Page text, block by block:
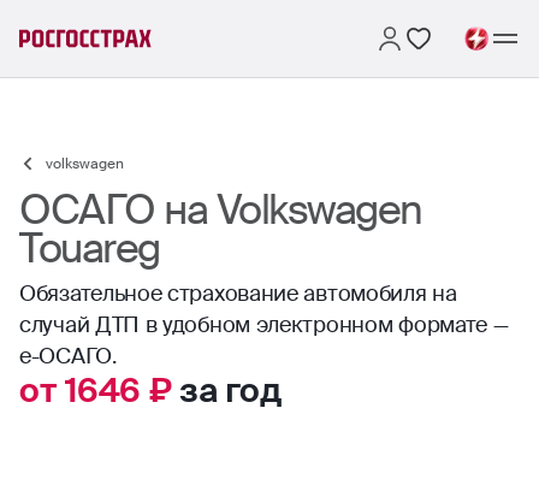
volkswagen
ОСАГО на Volkswagen
Touareg
Обязательное страхование автомобиля на
случай ДТП в удобном электронном формате —
е-ОСАГО.
от 1646 ₽за год